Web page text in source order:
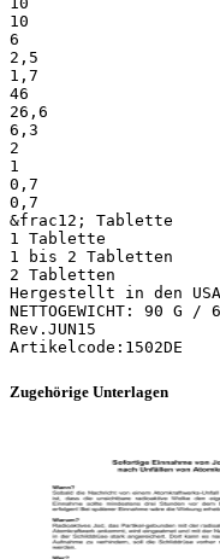
10
6
2,5
1,7
46
26,6
6,3
2
1
0,7
0,7
&frac12; Tablette
1 Tablette
1 bis 2 Tabletten
2 Tabletten
Hergestellt in den USA
NETTOGEWICHT: 90 G /
Rev.JUN15
Zugehörige Unterlagen